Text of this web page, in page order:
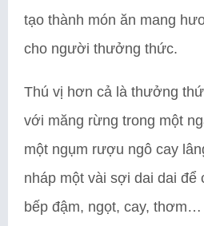
tạo thành món ăn mang
cho người thưởng thức.
Thú vị hơn cả là thưởng
với măng rừng trong một
một ngụm rượu ngô cay
nháp một vài sợi dai dai để
bếp đậm, ngọt, cay,